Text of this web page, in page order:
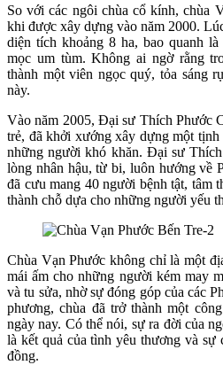
So với các ngôi chùa cổ kính, chùa
khi được xây dựng vào năm 2000.
diện tích khoảng 8 ha, bao quanh
mọc um tùm. Không ai ngờ rằng
thành một viên ngọc quý, tỏa sáng
này.
Vào năm 2005, Đại sư Thích Phước
trẻ, đã khởi xướng xây dựng một
những người khó khăn. Đại sư
lòng nhân hậu, từ bi, luôn hướng về
đã cưu mang 40 người bệnh tật, tâm
thành chỗ dựa cho những người yếu
Chùa Vạn Phước không chỉ là một
mái ấm cho những người kém may
và tu sửa, nhờ sự đóng góp của các
phương, chùa đã trở thành một
ngày nay. Có thể nói, sự ra đời của
là kết quả của tình yêu thương và sự
đồng.